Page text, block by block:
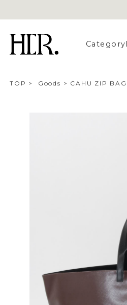
Category
TOP > Goods > CAHU ZIP BAG